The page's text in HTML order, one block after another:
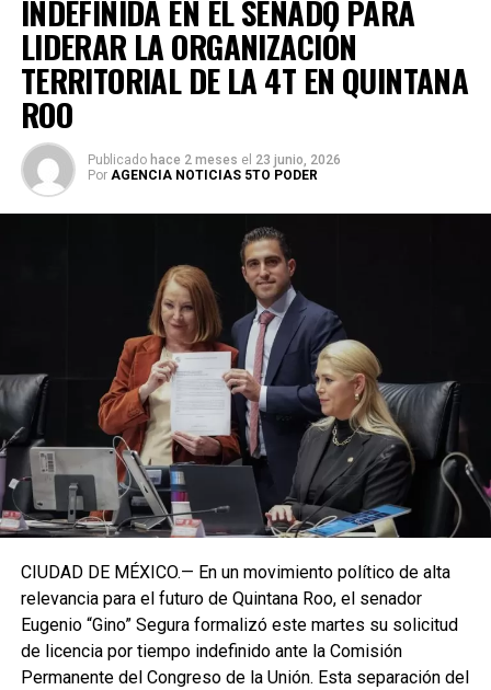
INDEFINIDA EN EL SENADO PARA
LIDERAR LA ORGANIZACIÓN
TERRITORIAL DE LA 4T EN QUINTANA
ROO
Publicado hace 2 meses el 23 junio, 2026
Por AGENCIA NOTICIAS 5TO PODER
CIUDAD DE MÉXICO.— En un movimiento político de alta
relevancia para el futuro de Quintana Roo, el senador
Eugenio “Gino” Segura formalizó este martes su solicitud
de licencia por tiempo indefinido ante la Comisión
Permanente del Congreso de la Unión. Esta separación del